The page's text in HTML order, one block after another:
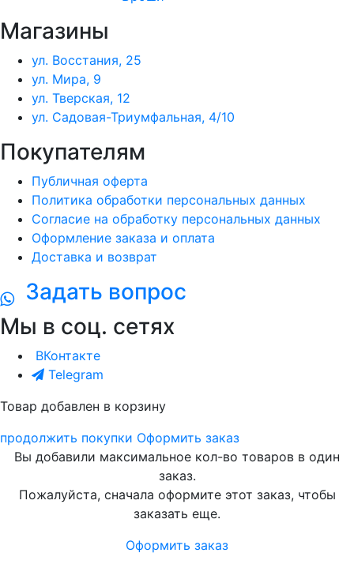
Магазины
ул. Восстания, 25
ул. Мира, 9
ул. Тверская, 12
ул. Садовая-Триумфальная, 4/10
Покупателям
Публичная оферта
Политика обработки персональных данных
Согласие на обработку персональных данных
Оформление заказа и оплата
Доставка и возврат
Задать вопрос
Мы в соц. сетях
ВКонтакте
Telegram
Товар добавлен в корзину
продолжить покупки Оформить заказ
Вы добавили максимальное кол-во товаров в один
заказ.
Пожалуйста, сначала оформите этот заказ, чтобы
заказать еще.
Оформить заказ